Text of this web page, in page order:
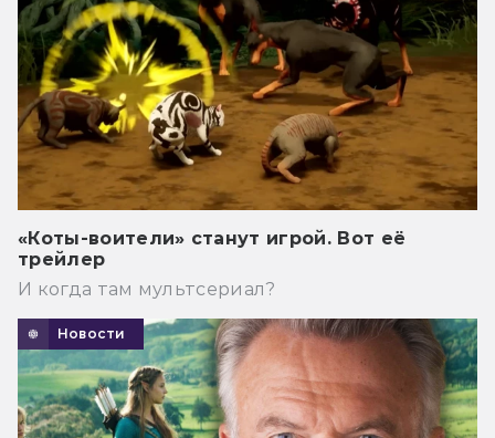
«Коты-воители» станут игрой. Вот её
трейлер
И когда там мультсериал?
Новости